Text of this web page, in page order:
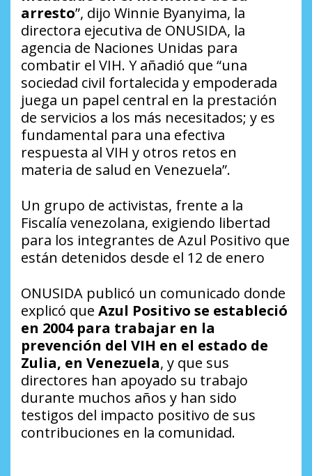
arresto”, dijo Winnie Byanyima, la
directora ejecutiva de ONUSIDA, la
agencia de Naciones Unidas para
combatir el VIH. Y añadió que “una
sociedad civil fortalecida y empoderada
juega un papel central en la prestación
de servicios a los más necesitados; y es
fundamental para una efectiva
respuesta al VIH y otros retos en
materia de salud en Venezuela”.
Un grupo de activistas, frente a la
Fiscalía venezolana, exigiendo libertad
para los integrantes de Azul Positivo que
están detenidos desde el 12 de enero
ONUSIDA publicó un comunicado donde
explicó que Azul Positivo se estableció
en 2004 para trabajar en la
prevención del VIH en el estado de
Zulia, en Venezuela, y que sus
directores han apoyado su trabajo
durante muchos años y han sido
testigos del impacto positivo de sus
contribuciones en la comunidad.